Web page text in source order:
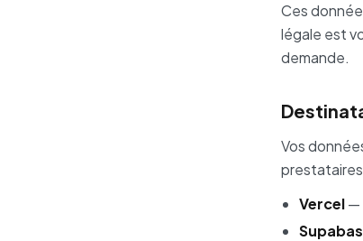
Ces
légale est
demande.
Vos
Vercel—